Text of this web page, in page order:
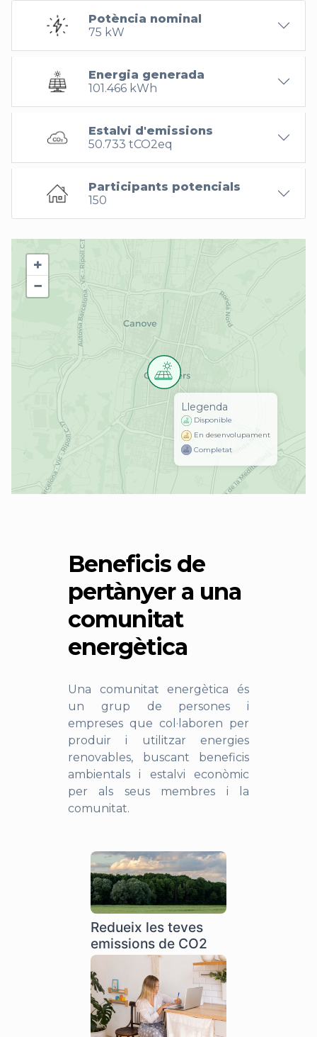
Potència nominal
75 kW
Energia generada
101.466 kWh
Estalvi d'emissions
50.733 tCO2eq
Participants potencials
150
+
−
Llegenda
Disponible
En desenvolupament
Completat
Beneficis de
pertànyer a una
comunitat
energètica
Una comunitat energètica és
un grup de persones i
empreses que col·laboren per
produir i utilitzar energies
renovables, buscant beneficis
ambientals i estalvi econòmic
per als seus membres i la
comunitat.
Redueix les teves
emissions de CO2